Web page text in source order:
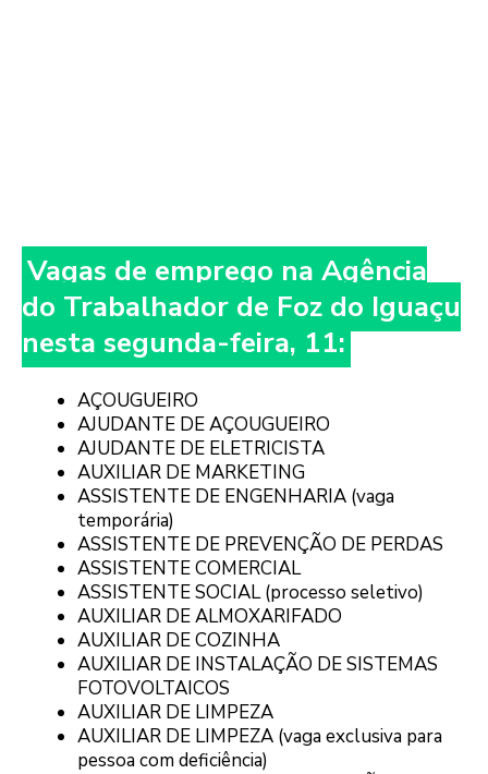
Vagas de emprego na Agência
do Trabalhador de Foz do Iguaçu
nesta segunda-feira, 11:
AÇOUGUEIRO
AJUDANTE DE AÇOUGUEIRO
AJUDANTE DE ELETRICISTA
AUXILIAR DE MARKETING
ASSISTENTE DE ENGENHARIA (vaga
temporária)
ASSISTENTE DE PREVENÇÃO DE PERDAS
ASSISTENTE COMERCIAL
ASSISTENTE SOCIAL (processo seletivo)
AUXILIAR DE ALMOXARIFADO
AUXILIAR DE COZINHA
AUXILIAR DE INSTALAÇÃO DE SISTEMAS
FOTOVOLTAICOS
AUXILIAR DE LIMPEZA
AUXILIAR DE LIMPEZA (vaga exclusiva para
pessoa com deficiência)